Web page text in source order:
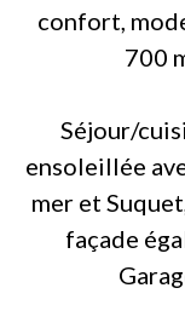
confort,
700
Séjour/
ensoleillée
mer et
façade